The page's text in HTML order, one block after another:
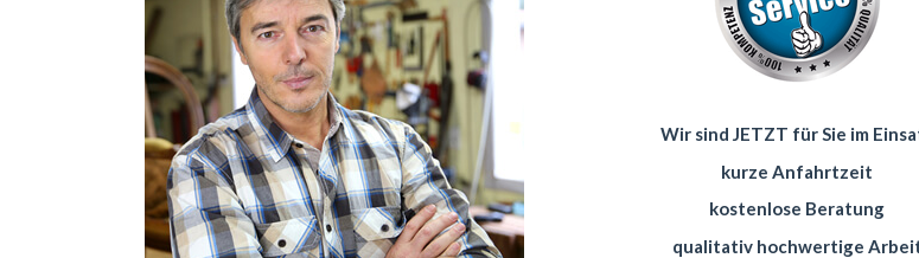
Wir sind JETZT für Sie im
kurze Anfahrtzeit
kostenlose Beratung
qualitativ hochwertige